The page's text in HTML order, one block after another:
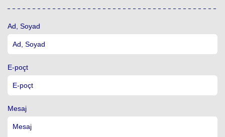
Ad, Soyad
E-poçt
Mesaj